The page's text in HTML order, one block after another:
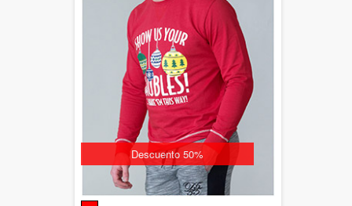
Descuento 50%